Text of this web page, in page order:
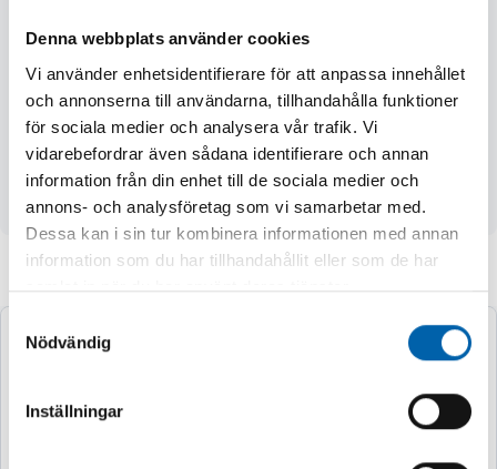
Denna webbplats använder cookies
Vi använder enhetsidentifierare för att anpassa innehållet
och annonserna till användarna, tillhandahålla funktioner
för sociala medier och analysera vår trafik. Vi
vidarebefordrar även sådana identifierare och annan
information från din enhet till de sociala medier och
annons- och analysföretag som vi samarbetar med.
Dessa kan i sin tur kombinera informationen med annan
information som du har tillhandahållit eller som de har
samlat in när du har använt deras tjänster.
Nödvändig
Inställningar
- TILT-LOK-handtag
- softgrip
- överbelastningsskydd
- standardutrustning: 4 m kabel, 2 diamantskivor,
specialmejsel, sidhandtag, nycklar
- väska i metall
- vikt 6,6 kg